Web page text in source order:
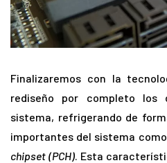
Finalizaremos con la
rediseño por completo los
sistema, refrigerando de
importantes del sistema
chipset (PCH) . Esta